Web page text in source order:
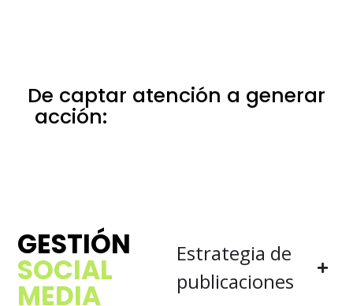
De captar atención a generar
acción: eso es marketing en
GESTIÓN
SOCIAL
MEDIA
Estrategia de
publicaciones